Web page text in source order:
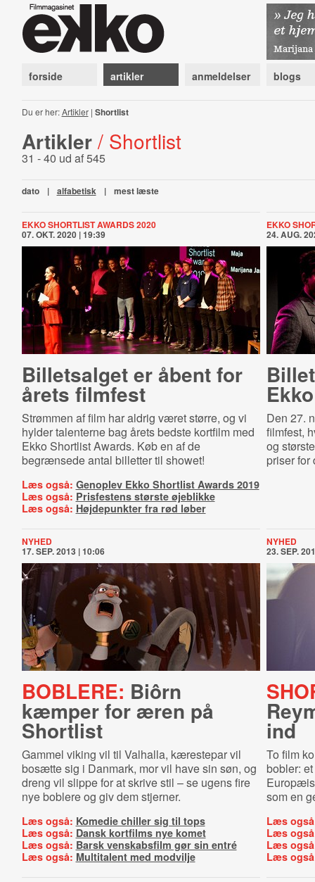
forside artikler anmeldelser blogs
Du er her:Artikler| Shortlist
Artikler / Shortlist
31 - 40 ud af 545
dato | alfabetisk | mest læste
EKKO SHORTLIST AWARDS 2020
07. OKT. 2020 | 19:39
Billetsalget er åbent for
årets filmfest
Strømmen af film har aldrig været større, og vi
hylder talenterne bag årets bedste kortfilm med
Ekko Shortlist Awards. Køb en af de
begrænsede antal billetter til showet!
Læs også: Genoplev Ekko Shortlist Awards 2019
Læs også: Prisfestens største øjeblikke
Læs også: Højdepunkter fra rød løber
EKKO
24. AUG.
Den 27.
filmfest,
og
priser for
NYHED
17. SEP. 2013 | 10:06
BOBLERE: Biôrn
kæmper for æren på
Shortlist
Gammel viking vil til Valhalla, kærestepar vil
bosætte sig i Danmark, mor vil have sin søn, og
dreng vil slippe for at skrive stil – se ugens fire
nye boblere og giv dem stjerner.
Læs også: Komedie chiller sig til tops
Læs også: Dansk kortfilms nye komet
Læs også: Barsk venskabsfilm gør sin entré
Læs også: Multitalent med modvilje
NYHED
23. SEP.
ind
To film
bobler:
som en
Læs
Læs
Læs
Læs